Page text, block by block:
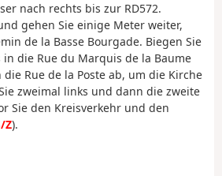
nach rechts bis zur RD572.
gehen Sie einige Meter weiter,
de la Basse Bourgade. Biegen Sie
die Rue du Marquis de la Baume
Rue de la Poste ab, um die Kirche
zweimal links und dann die zweite
Sie den Kreisverkehr und den
Z).